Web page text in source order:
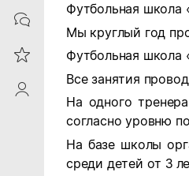
Contacts
Reviews
ProfileSaby
Футбольная школа
Мы круглый год
Футбольная
Все занятия
На одного
согласно уровню
На базе школы
среди детей от 3